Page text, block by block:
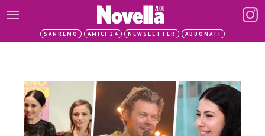
SANREMO AMICI 24 NEWSLETTER ABBONATI